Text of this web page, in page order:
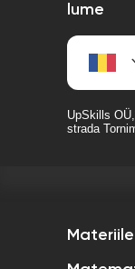
lume
UpSkills
strada
Materiile